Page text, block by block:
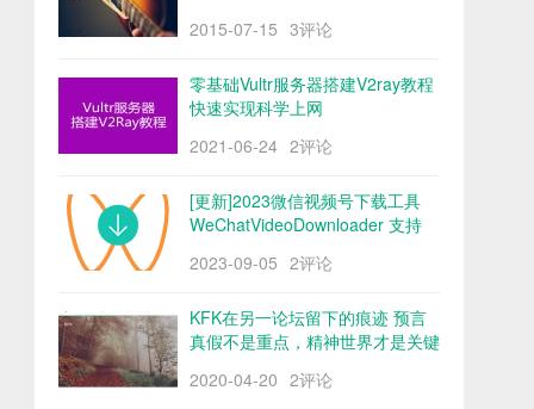
2015-07-15 3评论
零基础Vultr服务器搭建V2ray教程
快速实现科学上网
2021-06-24 2评论
[更新]2023微信视频号下载工具
WeChatVideoDownloader 支持
2023-09-05 2评论
KFK在另一论坛留下的痕迹 预言
真假不是重点，精神世界才是关键
2020-04-20 2评论